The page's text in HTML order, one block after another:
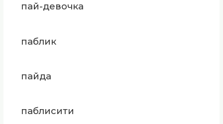
пай-девочка
паблик
пайда
паблисити